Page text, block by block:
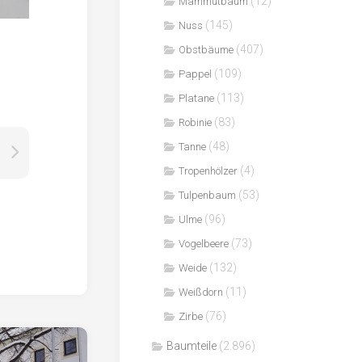
Nuss (145)
Obstbäume (407)
Pappel (109)
Platane (113)
Robinie (83)
Tanne (48)
Tropenhölzer (4)
Tulpenbaum (53)
Ulme (96)
Vogelbeere (73)
Weide (132)
Weißdorn (11)
Zirbe (76)
Baumteile (2.896)